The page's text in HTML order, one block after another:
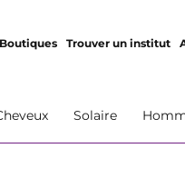
Boutiques Trouver un institut
Solaire